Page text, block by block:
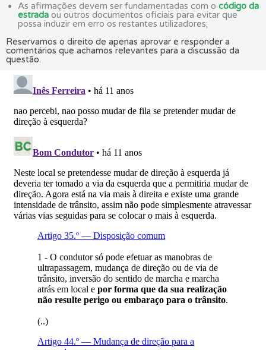
As afirmações devem ser fundamentadas com o código da
estrada ou outros documentos oficiais para evitar que
possa induzir em erro os restantes utilizadores;
Reservamos o direito de apenas aprovar e responder a
comentários que achamos relevantes para a discussão da
questão.